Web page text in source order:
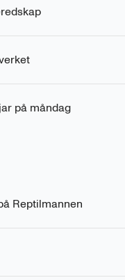
på måndag
Reptilmannen